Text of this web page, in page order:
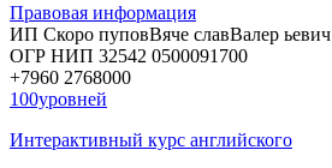
Правовая информация
ИП Скоро пуповВяче славВалер ьевич
ОГР НИП 32542 0500091700
+7960 2768000
100уровней
Интерактивный курс английского